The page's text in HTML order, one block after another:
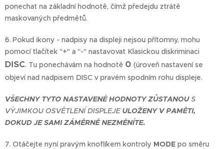
ponechat na základní hodnotě, čímž předejdu ztrátě
maskovaných předmětů.
6. Pokud ikony - nadpisy na displeji nejsou přítomny, mohu
pomocí tlačítek "+" a "-" nastavovat Klasickou diskriminaci
DISC. Tu ponechávám na hodnotě 0 (úroveň nastavení se
objeví nad nadpisem DISC v pravém spodním rohu displeje.
VŠECHNY TYTO NASTAVENÉ HODNOTY ZŮSTANOUS
VÝJIMKOU OSVĚTLENÍ DISPLEJEULOŽENY V PAMĚTI,
DOKUD JE SAMI ZÁMĚRNĚ NEZMĚNÍTE.
7. Otáčejte nyní pravým knoflíkem kontroly MODE po směru